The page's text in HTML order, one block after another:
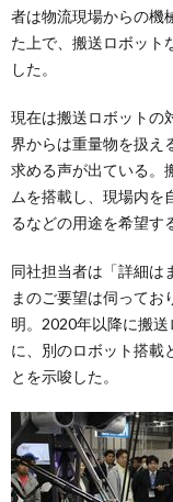
者は物流現場からの機
た上で、搬送ロボット
した。
現在は搬送ロボットの
界からは重量物を扱え
求める声が出ている。
ムを搭載し、現場内を
るなどの用途を希望す
同社担当者は「詳細は
まのご要望は伺ってお
明。2020年以降に搬
に、別のロボット搭載
とを示唆した。